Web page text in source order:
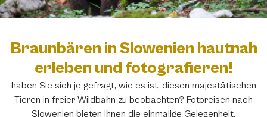
Braunbären in Slowenien hautnah
erleben und fotografieren!
haben Sie sich je gefragt, wie es ist, diesen majestätischen
Tieren in freier Wildbahn zu beobachten? Fotoreisen nach
Slowenien bieten Ihnen die einmalige Gelegenheit,